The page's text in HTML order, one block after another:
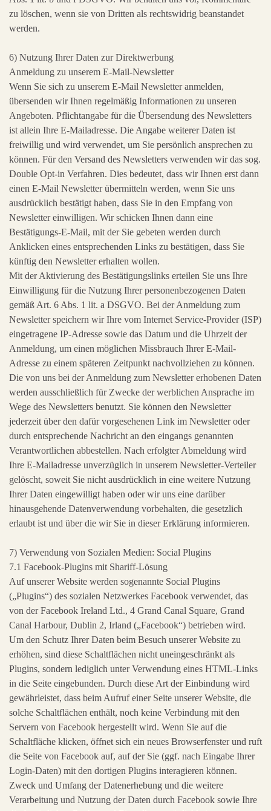
zu löschen, wenn sie von Dritten als rechtswidrig beanstandet
werden.
6) Nutzung Ihrer Daten zur Direktwerbung
Anmeldung zu unserem E-Mail-Newsletter
Wenn Sie sich zu unserem E-Mail Newsletter anmelden,
übersenden wir Ihnen regelmäßig Informationen zu unseren
Angeboten. Pflichtangabe für die Übersendung des Newsletters
ist allein Ihre E-Mailadresse. Die Angabe weiterer Daten ist
freiwillig und wird verwendet, um Sie persönlich ansprechen zu
können. Für den Versand des Newsletters verwenden wir das sog.
Double Opt-in Verfahren. Dies bedeutet, dass wir Ihnen erst dann
einen E-Mail Newsletter übermitteln werden, wenn Sie uns
ausdrücklich bestätigt haben, dass Sie in den Empfang von
Newsletter einwilligen. Wir schicken Ihnen dann eine
Bestätigungs-E-Mail, mit der Sie gebeten werden durch
Anklicken eines entsprechenden Links zu bestätigen, dass Sie
künftig den Newsletter erhalten wollen.
Mit der Aktivierung des Bestätigungslinks erteilen Sie uns Ihre
Einwilligung für die Nutzung Ihrer personenbezogenen Daten
gemäß Art. 6 Abs. 1 lit. a DSGVO. Bei der Anmeldung zum
Newsletter speichern wir Ihre vom Internet Service-Provider (ISP)
eingetragene IP-Adresse sowie das Datum und die Uhrzeit der
Anmeldung, um einen möglichen Missbrauch Ihrer E-Mail-
Adresse zu einem späteren Zeitpunkt nachvollziehen zu können.
Die von uns bei der Anmeldung zum Newsletter erhobenen Daten
werden ausschließlich für Zwecke der werblichen Ansprache im
Wege des Newsletters benutzt. Sie können den Newsletter
jederzeit über den dafür vorgesehenen Link im Newsletter oder
durch entsprechende Nachricht an den eingangs genannten
Verantwortlichen abbestellen. Nach erfolgter Abmeldung wird
Ihre E-Mailadresse unverzüglich in unserem Newsletter-Verteiler
gelöscht, soweit Sie nicht ausdrücklich in eine weitere Nutzung
Ihrer Daten eingewilligt haben oder wir uns eine darüber
hinausgehende Datenverwendung vorbehalten, die gesetzlich
erlaubt ist und über die wir Sie in dieser Erklärung informieren.
7) Verwendung von Sozialen Medien: Social Plugins
7.1 Facebook-Plugins mit Shariff-Lösung
Auf unserer Website werden sogenannte Social Plugins
(„Plugins“) des sozialen Netzwerkes Facebook verwendet, das
von der Facebook Ireland Ltd., 4 Grand Canal Square, Grand
Canal Harbour, Dublin 2, Irland („Facebook“) betrieben wird.
Um den Schutz Ihrer Daten beim Besuch unserer Website zu
erhöhen, sind diese Schaltflächen nicht uneingeschränkt als
Plugins, sondern lediglich unter Verwendung eines HTML-Links
in die Seite eingebunden. Durch diese Art der Einbindung wird
gewährleistet, dass beim Aufruf einer Seite unserer Website, die
solche Schaltflächen enthält, noch keine Verbindung mit den
Servern von Facebook hergestellt wird. Wenn Sie auf die
Schaltfläche klicken, öffnet sich ein neues Browserfenster und ruft
die Seite von Facebook auf, auf der Sie (ggf. nach Eingabe Ihrer
Login-Daten) mit den dortigen Plugins interagieren können.
Zweck und Umfang der Datenerhebung und die weitere
Verarbeitung und Nutzung der Daten durch Facebook sowie Ihre